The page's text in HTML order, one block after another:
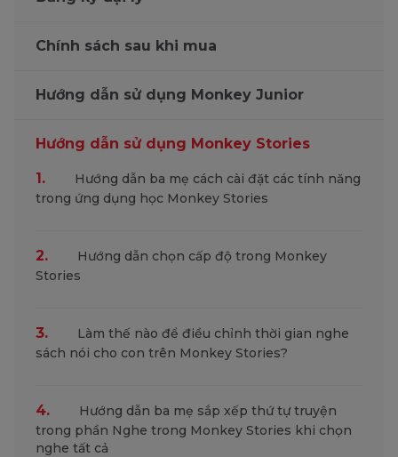
Chính sách sau khi mua
Hướng dẫn sử dụng Monkey Junior
Hướng dẫn sử dụng Monkey Stories
1.
Hướng dẫn ba mẹ cách cài đặt các tính năng
trong ứng dụng học Monkey Stories
2.
Hướng dẫn chọn cấp độ trong Monkey
Stories
3.
Làm thế nào để điều chỉnh thời gian nghe
sách nói cho con trên Monkey Stories?
4.
Hướng dẫn ba mẹ sắp xếp thứ tự truyện
trong phần Nghe trong Monkey Stories khi chọn
nghe tất cả